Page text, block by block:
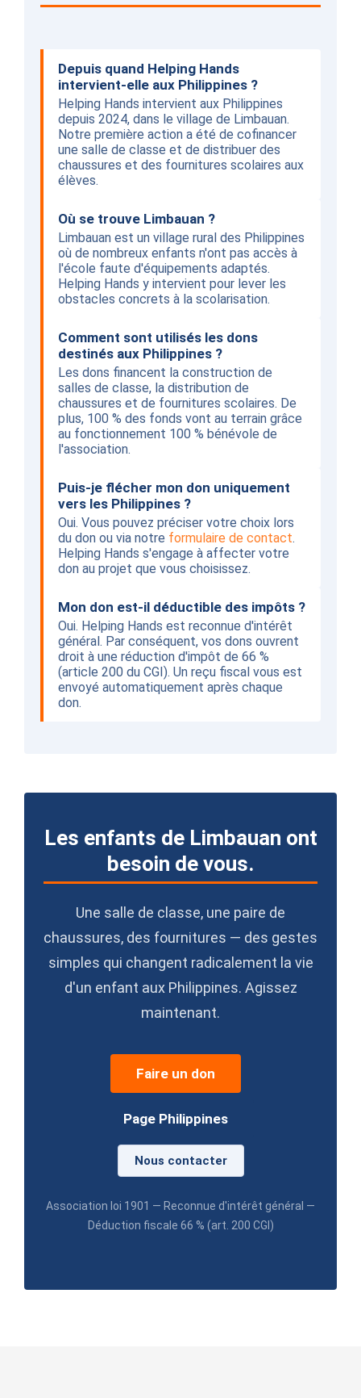
Depuis quand Helping Hands
intervient-elle aux Philippines ?
Helping Hands intervient aux Philippines
depuis 2024, dans le village de Limbauan.
Notre première action a été de cofinancer
une salle de classe et de distribuer des
chaussures et des fournitures scolaires aux
élèves.
Où se trouve Limbauan ?
Limbauan est un village rural des Philippines
où de nombreux enfants n'ont pas accès à
l'école faute d'équipements adaptés.
Helping Hands y intervient pour lever les
obstacles concrets à la scolarisation.
Comment sont utilisés les dons
destinés aux Philippines ?
Les dons financent la construction de
salles de classe, la distribution de
chaussures et de fournitures scolaires. De
plus, 100 % des fonds vont au terrain grâce
au fonctionnement 100 % bénévole de
l'association.
Puis-je flécher mon don uniquement
vers les Philippines ?
Oui. Vous pouvez préciser votre choix lors
du don ou via notre formulaire de contact.
Helping Hands s'engage à affecter votre
don au projet que vous choisissez.
Mon don est-il déductible des impôts ?
Oui. Helping Hands est reconnue d'intérêt
général. Par conséquent, vos dons ouvrent
droit à une réduction d'impôt de 66 %
(article 200 du CGI). Un reçu fiscal vous est
envoyé automatiquement après chaque
don.
Les enfants de Limbauan ont
besoin de vous.
Une salle de classe, une paire de
chaussures, des fournitures — des gestes
simples qui changent radicalement la vie
d'un enfant aux Philippines. Agissez
maintenant.
Faire un don
Page Philippines
Nous contacter
Association loi 1901 — Reconnue d'intérêt général —
Déduction fiscale 66 % (art. 200 CGI)